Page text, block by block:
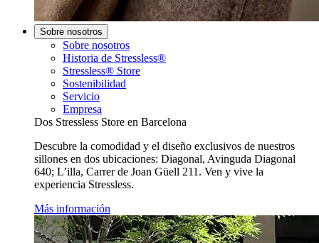
Sobre nosotros
Sobre nosotros
Historia de Stressless®
Stressless® Store
Sostenibilidad
Servicio
Empresa
Dos Stressless Store en Barcelona
Descubre la comodidad y el diseño exclusivos de nuestros
sillones en dos ubicaciones: Diagonal, Avinguda Diagonal
640; L’illa, Carrer de Joan Güell 211. Ven y vive la
experiencia Stressless.
Más información